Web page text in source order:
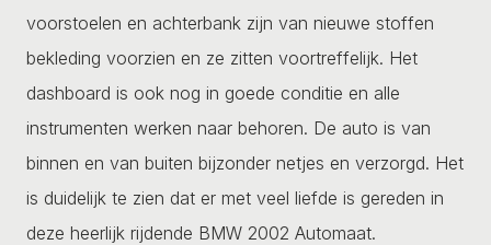
voorstoelen en achterbank zijn van nieuwe stoffen
bekleding voorzien en ze zitten voortreffelijk. Het
dashboard is ook nog in goede conditie en alle
instrumenten werken naar behoren. De auto is van
binnen en van buiten bijzonder netjes en verzorgd. Het
is duidelijk te zien dat er met veel liefde is gereden in
deze heerlijk rijdende BMW 2002 Automaat.